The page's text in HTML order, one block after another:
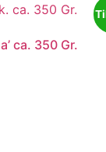
ca. 350 Gr.